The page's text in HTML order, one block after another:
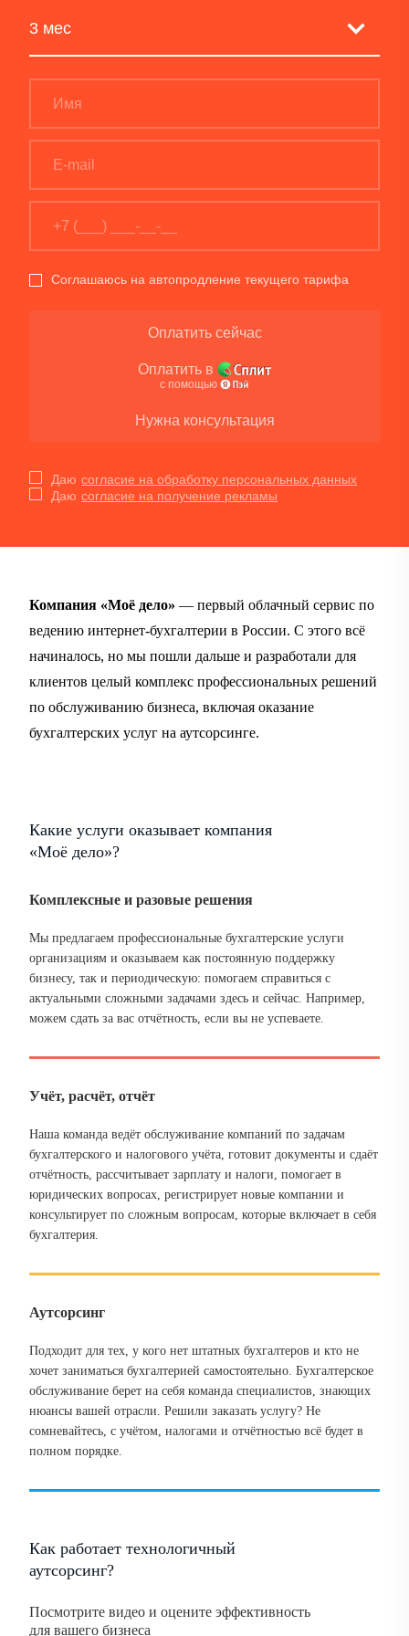
Соглашаюсь на автопродление текущего тарифа
Оплатить сейчас
Оплатить в
с помощью
Нужна консультация
Даю согласие на обработку персональных данных
Даю согласие на получение рекламы
Компания «Моё дело» — первый облачный сервис по
ведению интернет-бухгалтерии в России. С этого всё
начиналось, но мы пошли дальше и разработали для
клиентов целый комплекс профессиональных решений
по обслуживанию бизнеса, включая оказание
бухгалтерских услуг на аутсорсинге.
Какие услуги оказывает компания
«Моё дело»?
Комплексные и разовые решения
Мы предлагаем профессиональные бухгалтерские услуги
организациям и оказываем как постоянную поддержку
бизнесу, так и периодическую: помогаем справиться с
актуальными сложными задачами здесь и сейчас. Например,
можем сдать за вас отчётность, если вы не успеваете.
Учёт, расчёт, отчёт
Наша команда ведёт обслуживание компаний по задачам
бухгалтерского и налогового учёта, готовит документы и сдаёт
отчётность, рассчитывает зарплату и налоги, помогает в
юридических вопросах, регистрирует новые компании и
консультирует по сложным вопросам, которые включает в себя
бухгалтерия.
Аутсорсинг
Подходит для тех, у кого нет штатных бухгалтеров и кто не
хочет заниматься бухгалтерией самостоятельно. Бухгалтерское
обслуживание берет на себя команда специалистов, знающих
нюансы вашей отрасли. Решили заказать услугу? Не
сомневайтесь, с учётом, налогами и отчётностью всё будет в
полном порядке.
Как работает технологичный
аутсорсинг?
Посмотрите видео и оцените эффективность
для вашего бизнеса